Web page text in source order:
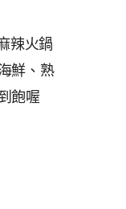
辣火鍋
鮮、熟
飽喔